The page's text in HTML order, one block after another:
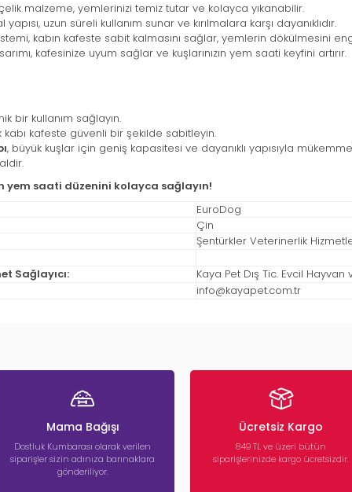
malzeme, yemlerinizi temiz tutar ve kolayca yıkanabilir.
yapısı, uzun süreli kullanım sunar ve kırılmalara karşı dayanıklıdır.
kabın kafeste sabit kalmasını sağlar, yemlerin dökülmesini
kafesinize uyum sağlar ve kuşlarınızın yem saati keyfini artırır.
bir kullanım sağlayın.
kafeste güvenli bir şekilde sabitleyin.
, büyük kuşlar için geniş kapasitesi ve dayanıklı yapısıyla
yem saati düzenini kolayca sağlayın!
EuroDog
Çin
Şentürkler Veterinerlik
Sağlayıcı:
Kaya Pet Dış Tic. Evcil
info@kayapet.com.tr
Mama Bağışı
Dostluk Kumbarası olarak verilen
siparişler sizin adınıza barınaklara
gönderiliyor.
Ücretsiz Kargo
849 TL ve üzeri bütün
siparişlerinizde kargo ücretsizdir.